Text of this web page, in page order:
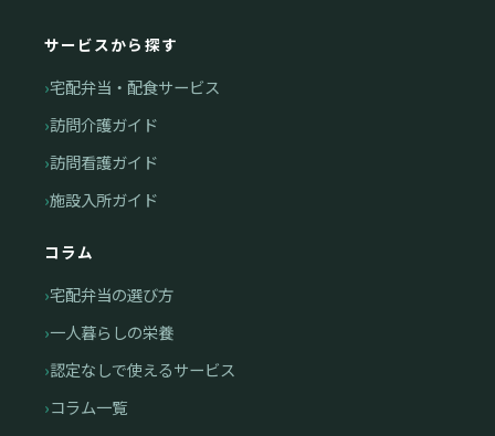
サービスから探す
宅配弁当・配食サービス
訪問介護ガイド
訪問看護ガイド
施設入所ガイド
コラム
宅配弁当の選び方
一人暮らしの栄養
認定なしで使えるサービス
コラム一覧